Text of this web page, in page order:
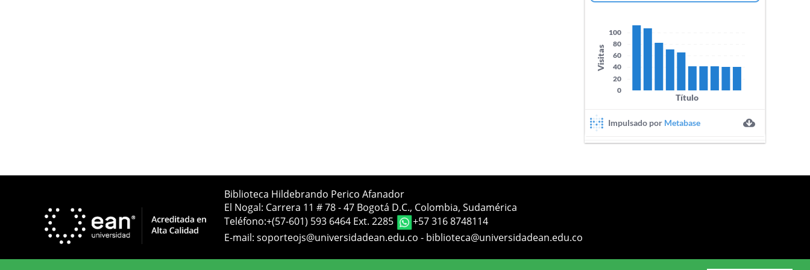
Biblioteca Hildebrando Perico Afanador
El Nogal: Carrera 11 # 78 - 47 Bogotá D.C., Colombia, Sudamérica
Teléfono:+(57-601) 593 6464 Ext. 2285
+57 316 8748114
E-mail: soporteojs@universidadean.edu.co - biblioteca@universidadean.edu.co